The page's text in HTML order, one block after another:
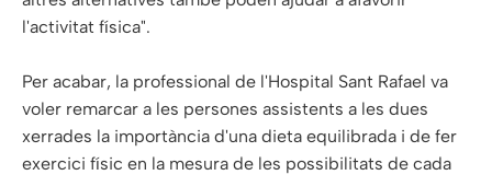
l'activitat física".
Per acabar, la professional de l'Hospital Sant Rafael va
voler remarcar a les persones assistents a les dues
xerrades la importància d'una dieta equilibrada i de fer
exercici físic en la mesura de les possibilitats de cada